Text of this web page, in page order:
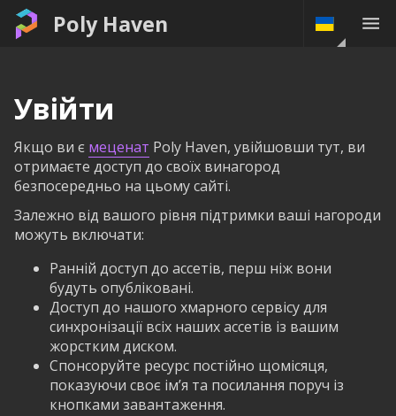
Poly Haven
Увійти
Якщо ви є меценат Poly Haven, увійшовши тут, ви
отримаєте доступ до своїх винагород
безпосередньо на цьому сайті.
Залежно від вашого рівня підтримки ваші нагороди
можуть включати:
Ранній доступ до ассетів, перш ніж вони
будуть опубліковані.
Доступ до нашого хмарного сервісу для
синхронізації всіх наших ассетів із вашим
жорстким диском.
Спонсоруйте ресурс постійно щомісяця,
показуючи своє ім’я та посилання поруч із
кнопками завантаження.